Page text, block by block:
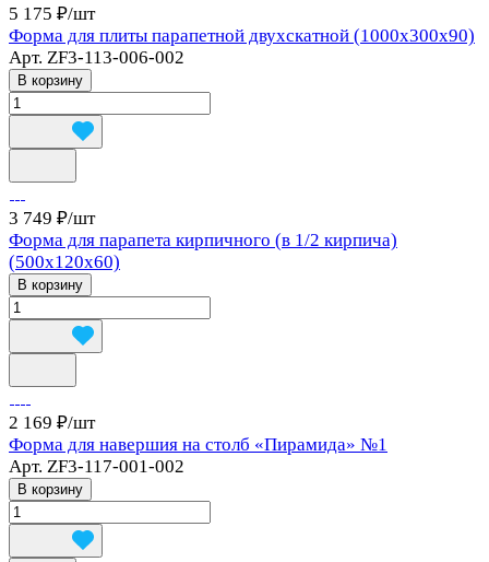
5 175 ₽/шт
Форма для плиты парапетной двухскатной (1000х300х90)
Арт. ZF3-113-006-002
В корзину
3 749 ₽/шт
Форма для парапета кирпичного (в 1/2 кирпича)
(500х120х60)
В корзину
2 169 ₽/шт
Форма для навершия на столб «Пирамида» №1
Арт. ZF3-117-001-002
В корзину